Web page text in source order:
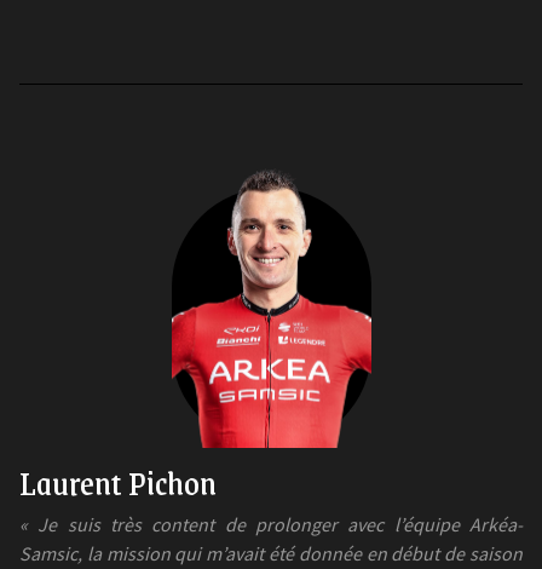
Laurent Pichon
« Je suis très content de prolonger avec l’équipe Arkéa-
Samsic, la mission qui m’avait été donnée en début de saison